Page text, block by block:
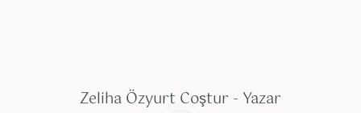
Zeliha Özyurt Coştur - Yazar